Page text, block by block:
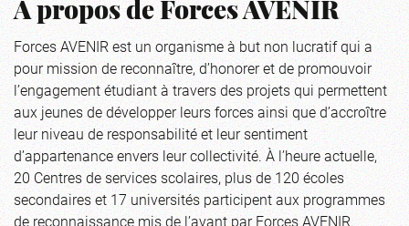
À propos de Forces AVENIR
Forces AVENIR est un organisme à but non lucratif qui a
pour mission de reconnaître, d’honorer et de promouvoir
l’engagement étudiant à travers des projets qui permettent
aux jeunes de développer leurs forces ainsi que d’accroître
leur niveau de responsabilité et leur sentiment
d’appartenance envers leur collectivité. À l’heure actuelle,
20 Centres de services scolaires, plus de 120 écoles
secondaires et 17 universités participent aux programmes
de reconnaissance mis de l’avant par Forces AVENIR.